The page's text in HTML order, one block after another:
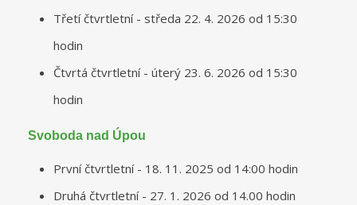
Třetí čtvrtletní - středa 22. 4. 2026 od 15:30
hodin
Čtvrtá čtvrtletní - úterý 23. 6. 2026 od 15:30
hodin
Svoboda nad Úpou
První čtvrtletní - 18. 11. 2025 od 14:00 hodin
Druhá čtvrtletní - 27. 1. 2026 od 14.00 hodin